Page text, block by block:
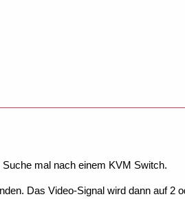
mal nach einem KVM Switch.
Das Video-Signal wird dann auf 2